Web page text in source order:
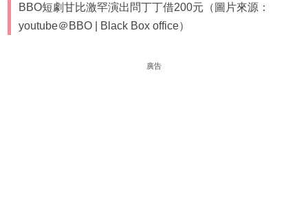
BBO短劇甘比激罕演出問丁丁借200元（圖片來源：
youtube＠BBO | Black Box office）
廣告